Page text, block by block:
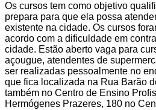
Os cursos tem como objetivo
prepara para que ela possa
existente na cidade. Os cursos
acordo com a dificuldade em
cidade. Estão aberto vaga para
açougue, atendentes de
ser realizadas pessoalmente no
que fica localizada na Rua Barão
também no Centro de Ensino
Hermógenes Prazeres, 180 no